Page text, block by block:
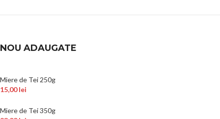
NOU ADAUGATE
Miere de Tei 250g
15,00lei
Miere de Tei 350g